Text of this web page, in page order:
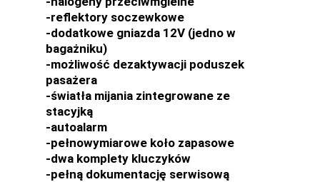
-reflektory soczewkowe
-dodatkowe gniazda 12V (jedno w
bagażniku)
-możliwość dezaktywacji poduszek
pasażera
-światła mijania zintegrowane ze
stacyjką
-autoalarm
-pełnowymiarowe koło zapasowe
-dwa komplety kluczyków
-pełną dokumentację serwisową